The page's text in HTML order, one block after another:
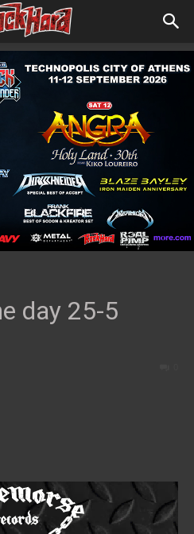
day 25-5